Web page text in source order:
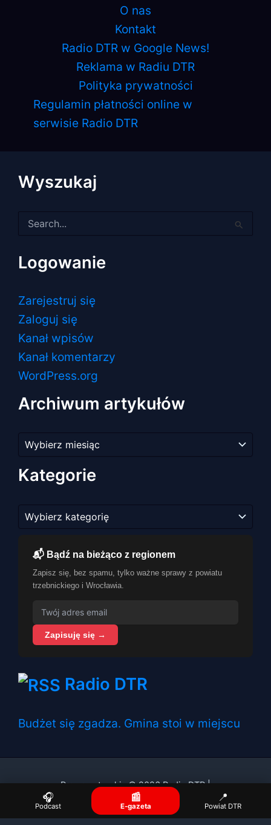
O nas
Kontakt
Radio DTR w Google News!
Reklama w Radiu DTR
Polityka prywatności
Regulamin płatności online w
serwisie Radio DTR
Wyszukaj
dla:
Logowanie
Zarejestruj się
Zaloguj się
Kanał wpisów
Kanał komentarzy
WordPress.org
Archiwum artykułów
artykułów
Kategorie
📬 Bądź na bieżąco z regionem
Zapisz się, bez spamu, tylko ważne sprawy z powiatu
trzebnickiego i Wrocławia.
Zapisuję się →
Radio DTR
Budżet się zgadza. Gmina stoi w miejscu
Prawa autorskie © 2026 Radio DTR |
🎧
Podcast
📰
E-gazeta
📍
Powiat DTR